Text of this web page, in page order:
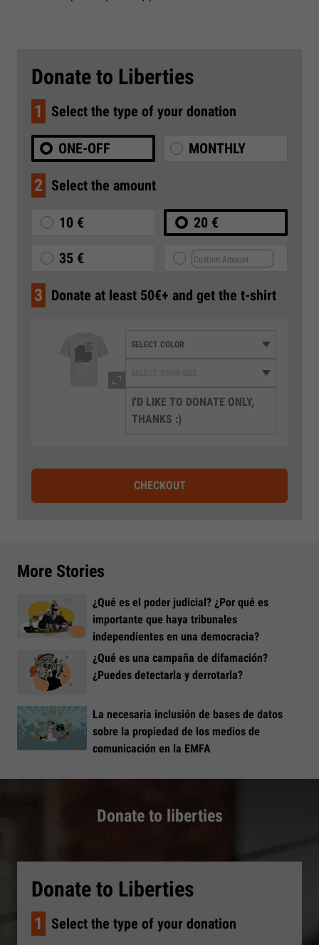
Donate to Liberties
1 Select the type of your donation
ONE-OFF MONTHLY
2 Select the amount
10 € 20 €
35 €
3 Donate at least 50€+ and get the t-shirt
I'D LIKE TO DONATE ONLY,
THANKS :)
CHECKOUT
More Stories
¿Qué es el poder judicial? ¿Por qué es
importante que haya tribunales
independientes en una democracia?
¿Qué es una campaña de difamación?
¿Puedes detectarla y derrotarla?
La necesaria inclusión de bases de datos
sobre la propiedad de los medios de
comunicación en la EMFA
Donate to liberties
Donate to Liberties
1 Select the type of your donation